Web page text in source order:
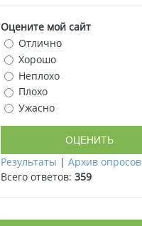
Оцените мой сайт
Отлично
Хорошо
Неплохо
Плохо
Ужасно
Результаты | Архив опросов
Всего ответов: 359